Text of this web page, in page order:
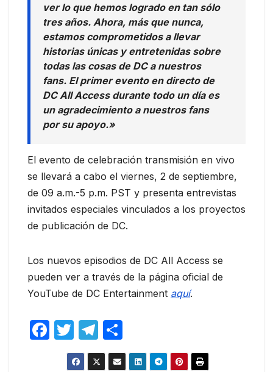
ver lo que hemos logrado en tan sólo
tres años. Ahora, más que nunca,
estamos comprometidos a llevar
historias únicas y entretenidas sobre
todas las cosas de DC a nuestros
fans. El primer evento en directo de
DC All Access durante todo un día es
un agradecimiento a nuestros fans
por su apoyo.»
El evento de celebración transmisión en vivo
se llevará a cabo el viernes, 2 de septiembre,
de 09 a.m.-5 p.m. PST y presenta entrevistas
invitados especiales vinculados a los proyectos
de publicación de DC.
Los nuevos episodios de DC All Access se
pueden ver a través de la página oficial de
YouTube de DC Entertainment aquí.
F
T
w
T
el o